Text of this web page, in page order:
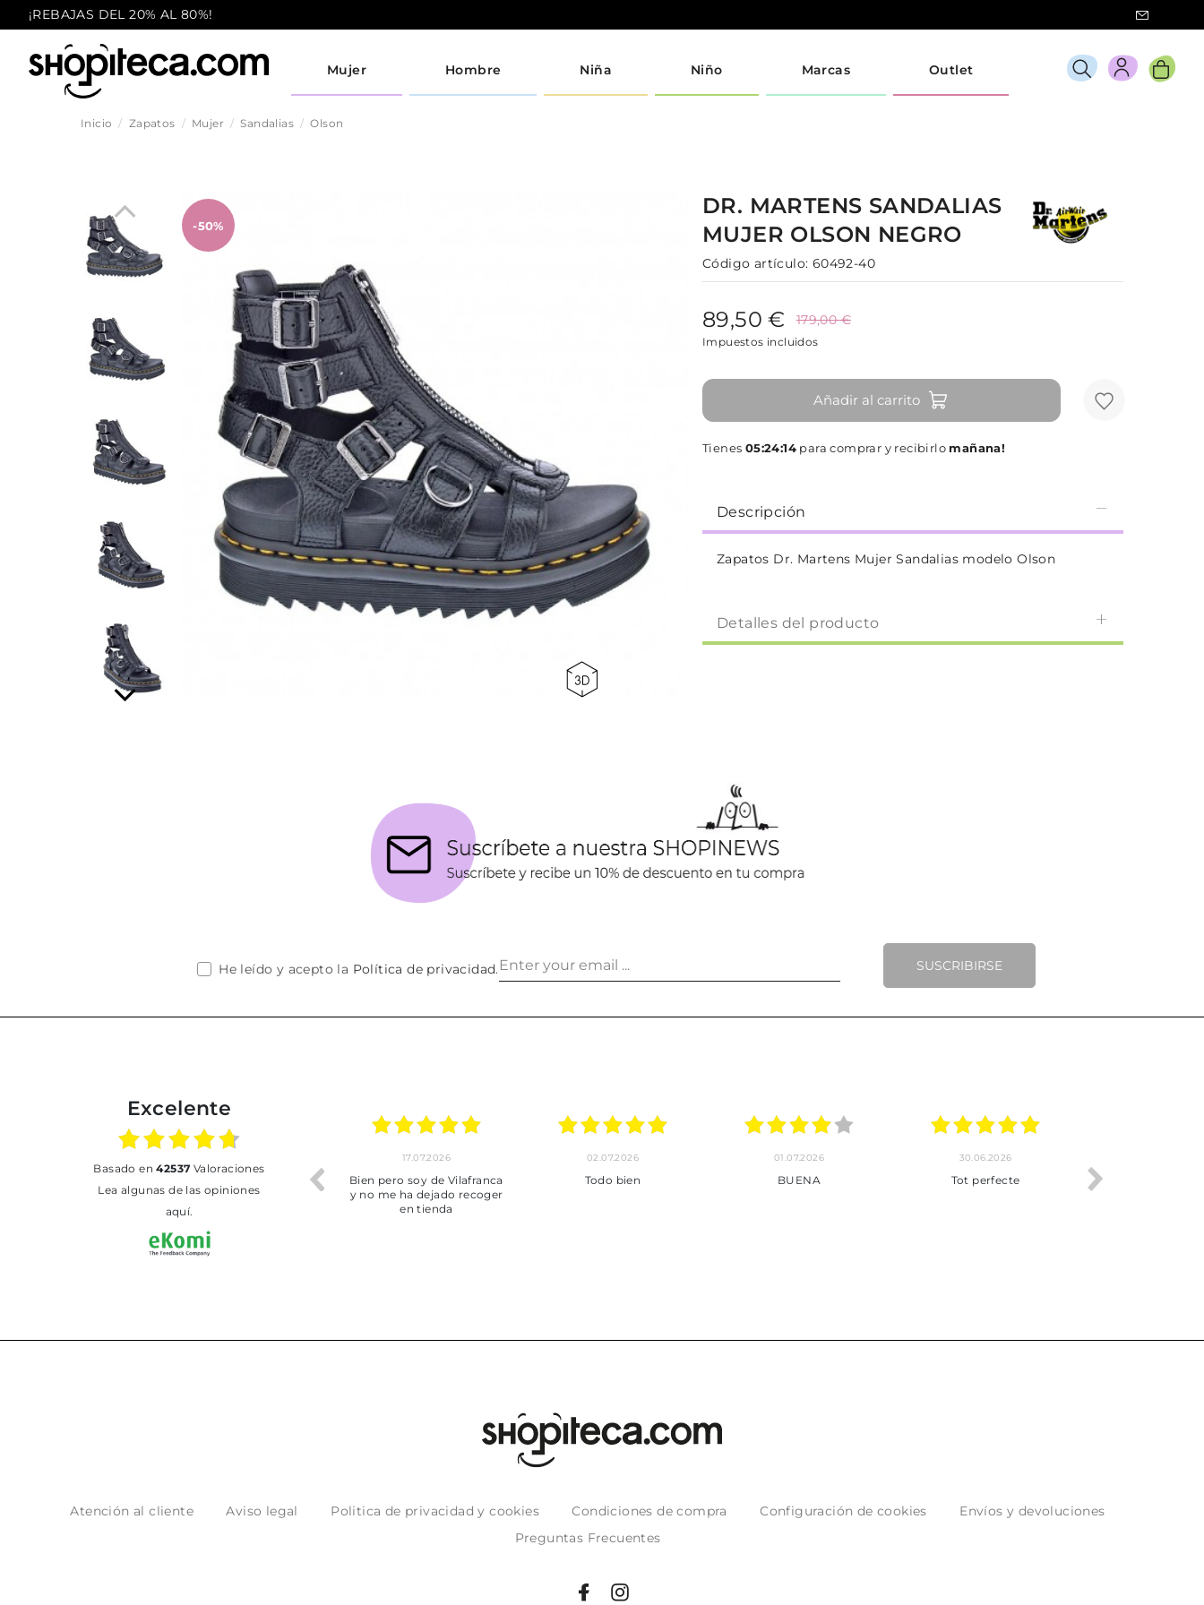
¡REBAJAS DEL 20% AL 80%!
Mujer Hombre Niña Niño Marcas Outlet
Inicio Zapatos Mujer Sandalias Olson
-50%
DR. MARTENS SANDALIAS
MUJER OLSON NEGRO
Código artículo: 60492-40
89,50 € 179,00 €
Impuestos incluidos
Añadir al carrito
Tienes 05:24:13para comprar y recibirlo mañana!
Descripción
Zapatos Dr. Martens Mujer Sandalias modelo Olson
Detalles del producto
SUSCRIBIRSE
He leído y acepto la Política de privacidad.
Excelente
basado en42537 Valoraciones
Lea algunas de las opiniones
aquí.
de perfecta calidad
Bien pero soy de Vilafranca
y no me ha dejado recoger
Todo bien ***
Atención al cliente Aviso legal Politica de privacidad y cookies Condiciones de compra Configuración de cookies
Envíos y devoluciones
Preguntas Frecuentes